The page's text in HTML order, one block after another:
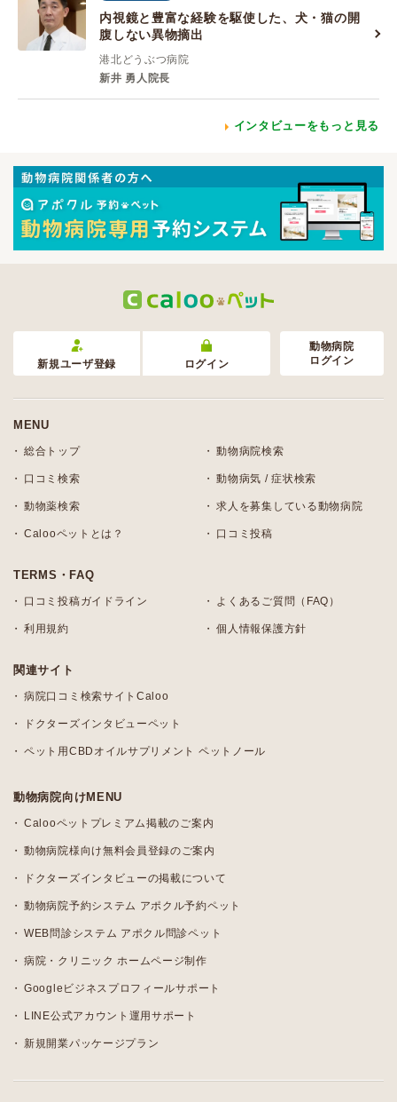
内視鏡と豊富な経験を駆使した、犬・猫の開
腹しない異物摘出
港北どうぶつ病院
新井 勇人院長
インタビューをもっと見る
新規ユーザ登録 ログイン
動物病院
ログイン
MENU
総合トップ 動物病院検索
口コミ検索 動物病気 / 症状検索
動物薬検索 求人を募集している動物病院
Calooペットとは？ 口コミ投稿
TERMS・FAQ
口コミ投稿ガイドライン よくあるご質問（FAQ）
利用規約 個人情報保護方針
関連サイト
病院口コミ検索サイトCaloo
ドクターズインタビューペット
ペット用CBDオイルサプリメント ペットノール
動物病院向けMENU
Calooペットプレミアム掲載のご案内
動物病院様向け無料会員登録のご案内
ドクターズインタビューの掲載について
動物病院予約システム アポクル予約ペット
WEB問診システム アポクル問診ペット
病院・クリニック ホームページ制作
Googleビジネスプロフィールサポート
LINE公式アカウント運用サポート
新規開業パッケージプラン